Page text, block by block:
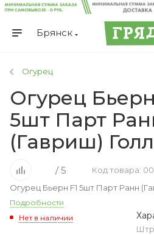
Брянск
Огурец
Огурец Бьерн
5шт Парт
(Гавриш)
/ 5
Код товара:
Огурец Бьерн F1 5шт Парт Ранн
Подробности
Нет в наличии